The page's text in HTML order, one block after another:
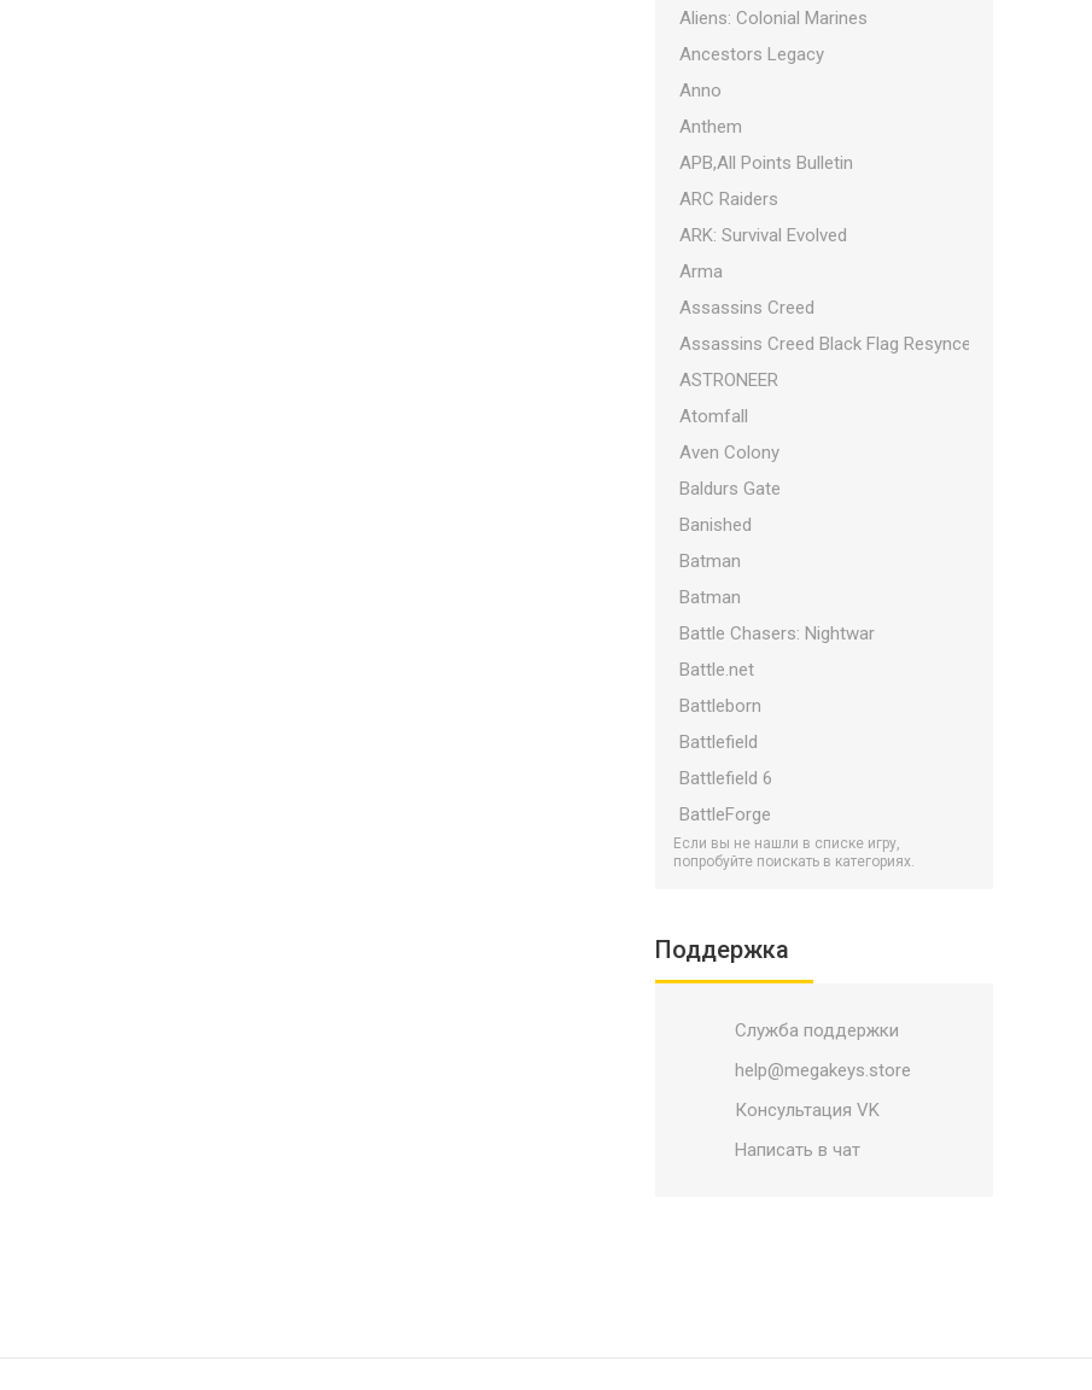
Aliens: Colonial Marines
Ancestors Legacy
Anno
Anthem
APB,All Points Bulletin
ARC Raiders
ARK: Survival Evolved
Arma
Assassins Creed
Assassins Creed Black Flag Resynced
ASTRONEER
Atomfall
Aven Colony
Baldurs Gate
Banished
Batman
Batman
Battle Chasers: Nightwar
Battle.net
Battleborn
Battlefield
Battlefield 6
BattleForge
Battlerite
Bayonetta
BioShock
Black Mirror
Blacksad: Under the Skin
Blade and Soul
Borderlands
Если вы не нашли в списке игру,
попробуйте поискать в категориях.
Поддержка
Служба поддержки
help@megakeys.store
Консультация VK
Написать в чат